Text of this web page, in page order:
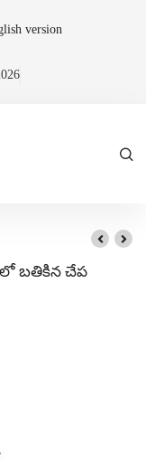
version
బతికిన చేప